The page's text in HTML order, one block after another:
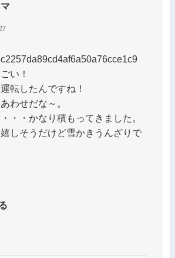
い！
転したんですね！
わせだな～。
・・かなり積もってきました。
しそうだけど雪かきうんざりで